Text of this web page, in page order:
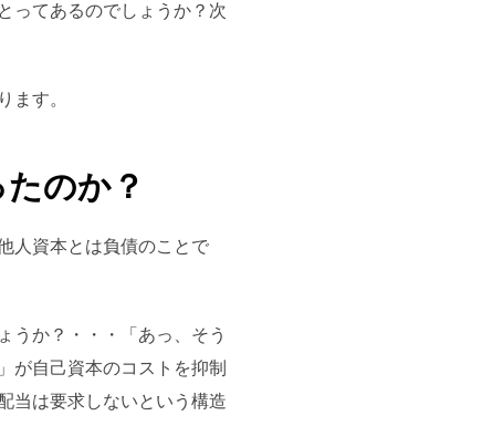
ってあるのでしょうか？次
ます。
のか？
人資本とは負債のことで
うか？・・・「あっ、そう
が自己資本のコストを抑制
当は要求しないという構造